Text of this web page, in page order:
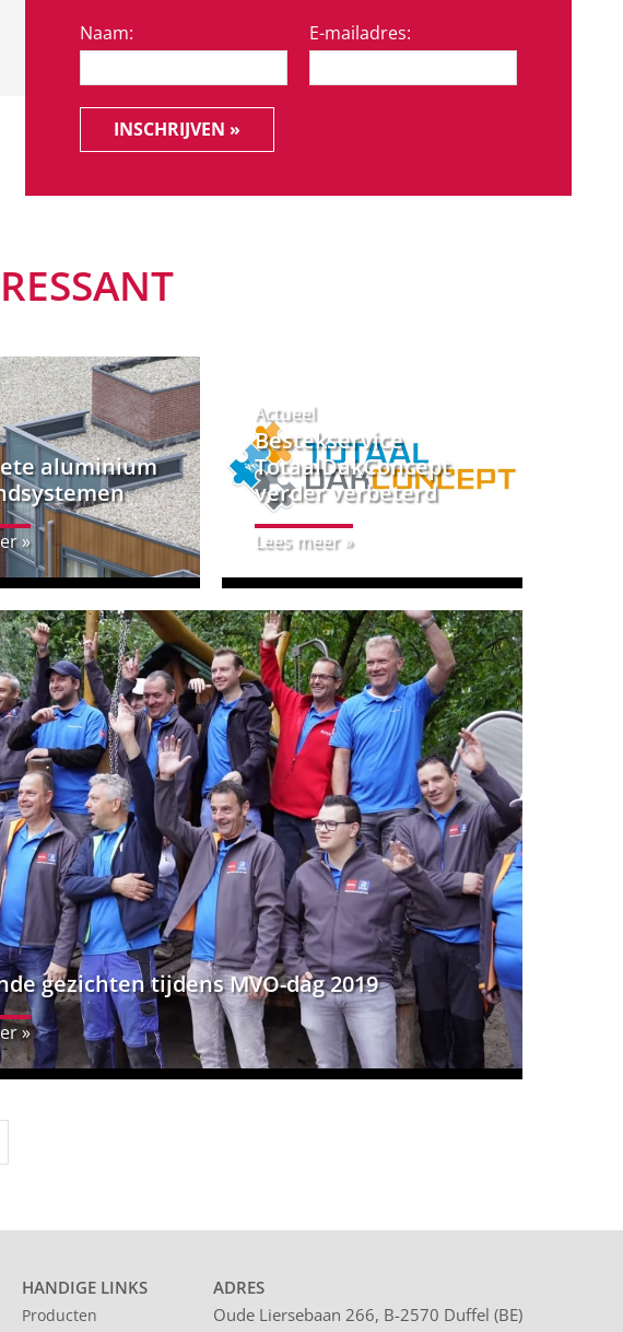
Naam:
E-mailadres:
INSCHRIJVEN »
aluminium
»
Actueel
Bestekservice
TotaalDakConcept
verder verbeterd
Lees meer »
gezichten tijdens MVO-dag 2019
»
HANDIGE LINKS
Producten
ADRES
Oude Liersebaan 266, B-2570 Duffel (BE)